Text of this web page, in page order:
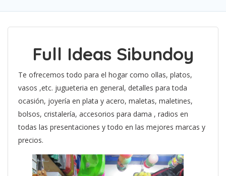
Full Ideas Sibundoy
Te ofrecemos todo para el hogar como ollas, platos,
vasos ,etc. jugueteria en general, detalles para toda
ocasión, joyería en plata y acero, maletas, maletines,
bolsos, cristalería, accesorios para dama , radios en
todas las presentaciones y todo en las mejores marcas y
precios.